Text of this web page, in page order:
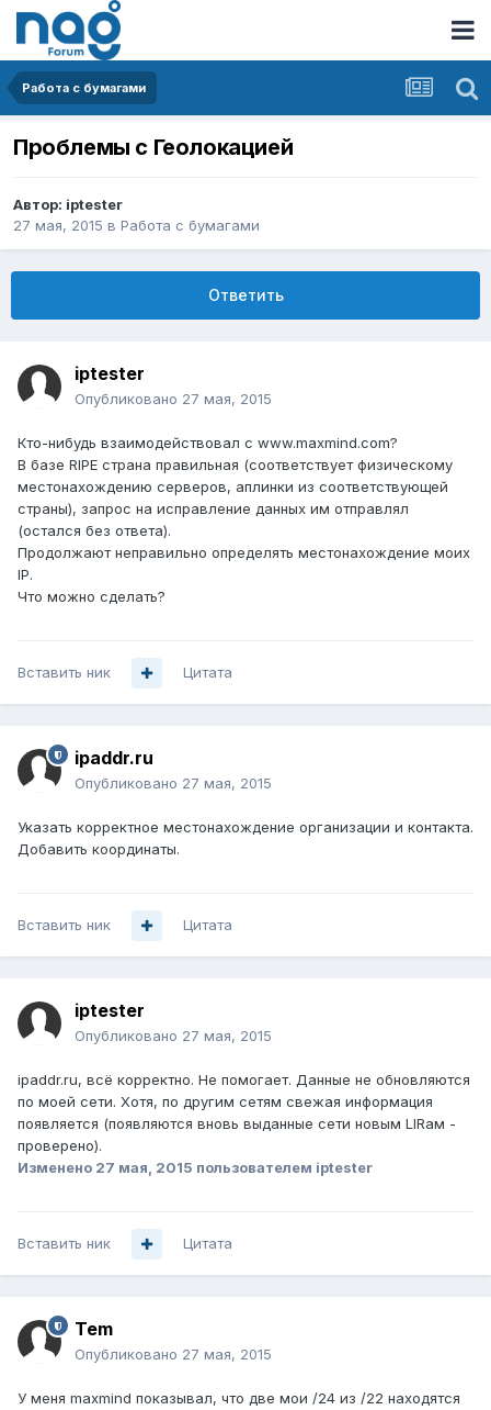
Работа с бумагами
Проблемы с Геолокацией
Автор: iptester
27 мая, 2015 в Работа с бумагами
Ответить
iptester
Опубликовано 27 мая, 2015
Кто-нибудь взаимодействовал с www.maxmind.com?
В базе RIPE страна правильная (соответствует физическому
местонахождению серверов, аплинки из соответствующей
страны), запрос на исправление данных им отправлял
(остался без ответа).
Продолжают неправильно определять местонахождение моих
IP.
Что можно сделать?
Вставить ник Цитата
ipaddr.ru
Опубликовано 27 мая, 2015
Указать корректное местонахождение организации и контакта.
Добавить координаты.
Вставить ник Цитата
iptester
Опубликовано 27 мая, 2015
ipaddr.ru, всё корректно. Не помогает. Данные не обновляются
по моей сети. Хотя, по другим сетям свежая информация
появляется (появляются вновь выданные сети новым LIRам -
проверено).
Изменено 27 мая, 2015 пользователем iptester
Вставить ник Цитата
Tem
Опубликовано 27 мая, 2015
У меня maxmind показывал, что две мои /24 из /22 находятся